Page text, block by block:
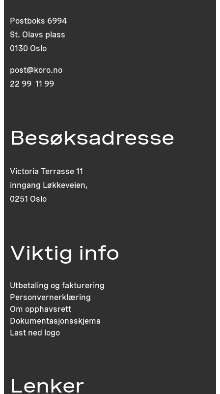
Postboks 6994
St. Olavs plass
0130 Oslo
post@koro.no
22 99 11 99
Besøksadresse
Victoria Terrasse 11
inngang Løkkeveien,
0251 Oslo
Viktig info
Utbetaling og fakturering
Personvernerklæring
Om opphavsrett
Dokumentasjonsskjema
Last ned logo
Lenker